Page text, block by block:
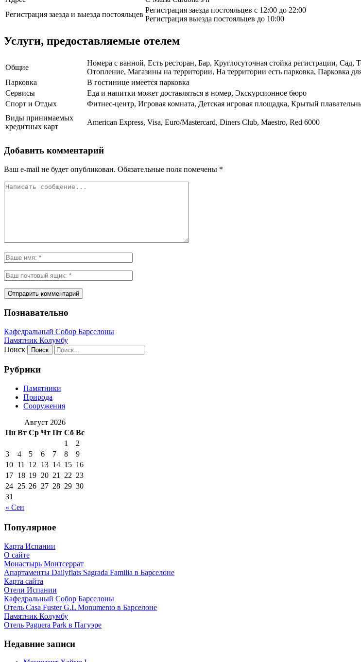
Регистрация заезда и выезда постояльцев
Регистрация заезда постояльцев с 12:00 до 22:00
Регистрация выезда постояльцев до 10:00
Услуги, предоставляемые отелем
Общие
Номера с ванной, Есть ресторан, Бар, Круглосуточная стойка регистрации,
Отопление, Магазины на территории, На территории есть парковка, Парковка
Парковка
В гостинице имеется парковка
Сервисы
Еда и напитки может доставляться в номер, Экскурсионное бюро
Спорт и Отдых
Фитнес-центр, Игровая комната, Детская игровая площадка, Крытый
Виды принимаемых
кредитных карт
American Express, Visa, Euro/Mastercard, Diners Club, Maestro, Red 6000
Добавить комментарий
Ваш e-mail не будет опубликован. Обязательные поля помечены *
Познавательно
Кафeдрaльный Собор Барселоны
Пaмятник Колумбу
Поиск
Рубрики
Памятники
Природа
Сооружения
Август 2026
Пн Вт Ср Чт Пт Сб Вс
« Сен
1
2
3
4 5 6 7 8
9
10 11 12 13 14 15 16
17 18 19 20 21 22 23
24 25 26 27 28 29 30
31
Популярное
Карта Испании
О сайте
Монастырь Монтсеррат
Апартаменты Dailyflats Sagrada Familia в Барселоне
Карта сайта
Отели Испании
Кафeдрaльный Собор Барселоны
Отель Casa Fuster G.L Monumento в Барселоне
Пaмятник Колумбу
Отель Paguera Park в Пагуэре
Недавние записи